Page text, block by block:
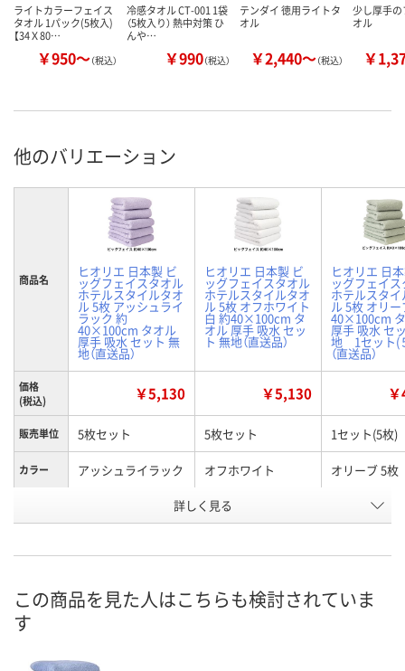
ライトカラーフェイス
タオル 1パック(5枚入)
【34Ｘ80…
￥950～（税込）
冷感タオル CT-001 1袋
（5枚入り） 熱中対策 ひ
んや…
￥990（税込）
テンダイ 徳用ライトタ
オル
￥2,440～（税込）
少し厚手
オル
￥
他のバリエーション
商品名 ヒオリエ 日本製 ビ
ッグフェイスタオル
ホテルスタイルタオ
ル 5枚 アッシュライ
ラック 約
40×100cm タオル
厚手 吸水 セット 無
地（直送品）
ヒオリエ 日本製 ビ
ッグフェイスタオル
ホテルスタイルタオ
ル 5枚 オフホワイト
白 約40×100cm タ
オル 厚手 吸水 セッ
ト 無地（直送品）
ヒオリエ 日
ッグフェイ
ホテルスタ
ル 5枚 オリー
40×100cm
厚手 吸水 セ
地 1セット(
（直送品）
価格
(税込)
￥5,130 ￥5,130
販売単位 5枚セット 5枚セット 1セット(5枚)
カラー アッシュライラック オフホワイト オリーブ 5枚
P637226 HH62113
8月25日（火）まで
した
詳しく見る
この商品を見た人はこちらも検討されていま
す